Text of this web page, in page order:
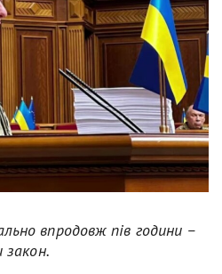
впродовж пів години –
закон.